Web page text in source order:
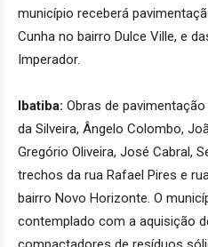
município receberá
Cunha no bairro Dulce Ville, e
Imperador.
Ibatiba: Obras de
da Silveira, Ângelo Colombo,
Gregório Oliveira, José Cabral,
trechos da rua Rafael Pires e
bairro Novo Horizonte. O
contemplado com a aquisição